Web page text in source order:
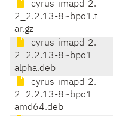
cyrus-imapd-2.
2_2.2.13-8~bpo1.t
ar.gz
cyrus-imapd-2.
2_2.2.13-8~bpo1_
alpha.deb
cyrus-imapd-2.
2_2.2.13-8~bpo1_
amd64.deb